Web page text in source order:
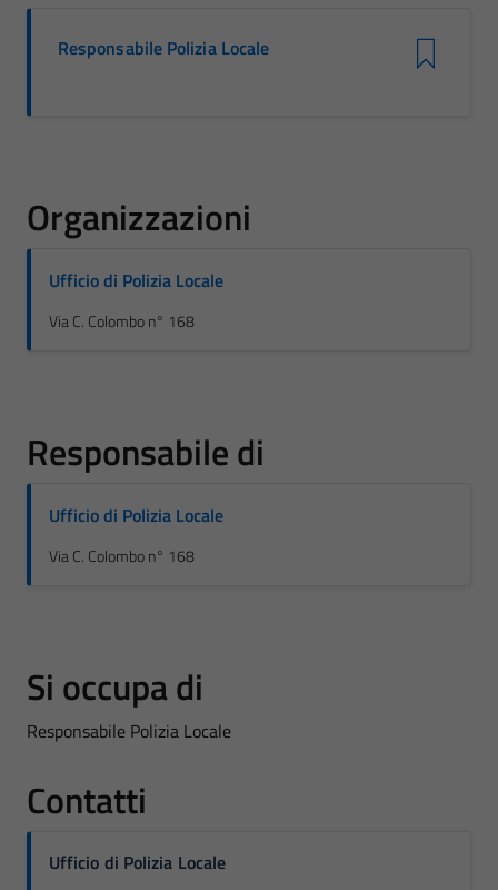
Responsabile Polizia Locale
Organizzazioni
Ufficio di Polizia Locale
Via C. Colombo n° 168
Responsabile di
Ufficio di Polizia Locale
Via C. Colombo n° 168
Si occupa di
Responsabile Polizia Locale
Contatti
Ufficio di Polizia Locale